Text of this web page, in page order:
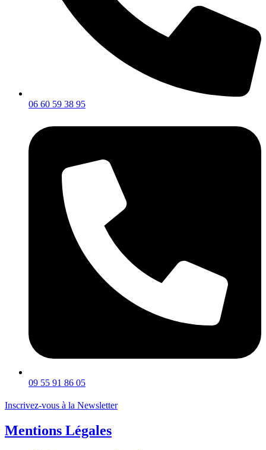
06 60 59 38 95
09 55 91 86 05
Inscrivez-vous à la Newsletter
Mentions Légales